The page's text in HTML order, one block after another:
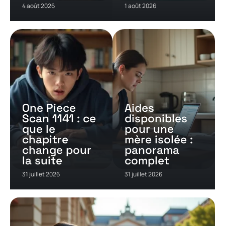
4 août 2026 1 août 2026
One Piece
Scan 1141 : ce
que le
chapitre
change pour
la suite
31 juillet 2026
Aides
disponibles
pour une
mère isolée :
panorama
complet
31 juillet 2026